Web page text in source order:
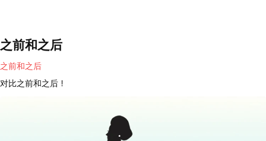
之前和之后
之前和之后
对比之前和之后！